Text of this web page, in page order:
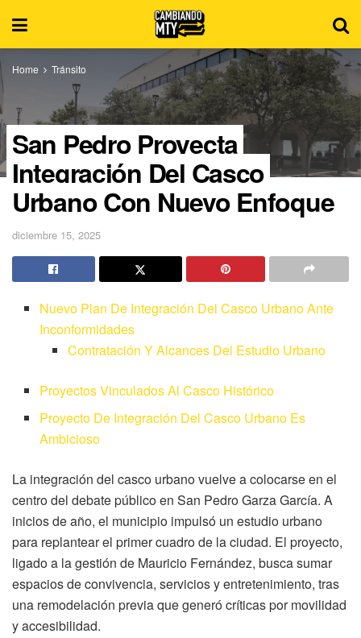
Home Tránsito
San Pedro Proyecta
Integración Del Casco
Urbano Con Nuevo Enfoque
diciembre 15, 2025
Nuevo Plan De Integración Del Casco Urbano Ante
Inconformidades
Contratación Y Alcances Del Estudio Urbano
Proyectos Vinculados Al Casco Histórico
Proyecto De Integración Del Casco Urbano Es
Ambicioso
La integración del casco urbano vuelve a colocarse en el
centro del debate público en San Pedro Garza García. A
inicios de año, el municipio impulsó un estudio urbano
para replantear el primer cuadro de la ciudad. El proyecto,
ligado a la gestión de Mauricio Fernández, busca sumar
espacios de convivencia, servicios y entretenimiento, tras
una remodelación previa que generó críticas por movilidad
y accesibilidad.